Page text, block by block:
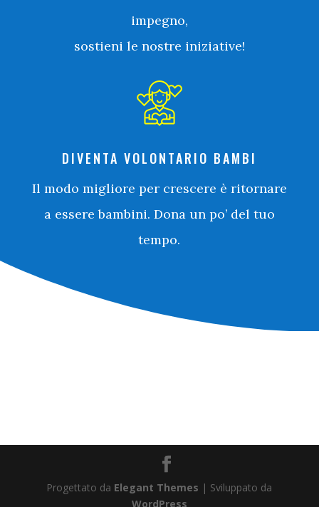
impegno,
sostieni le nostre iniziative!
DIVENTA VOLONTARIO BAMBI
Il modo migliore per crescere è ritornare
a essere bambini. Dona un po’ del tuo
tempo.
Progettato da Elegant Themes | Sviluppato da
WordPress